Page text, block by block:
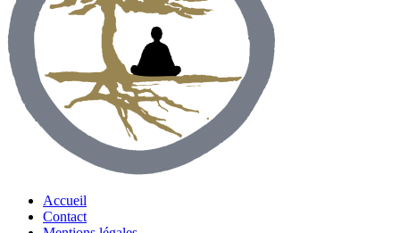
Accueil
Contact